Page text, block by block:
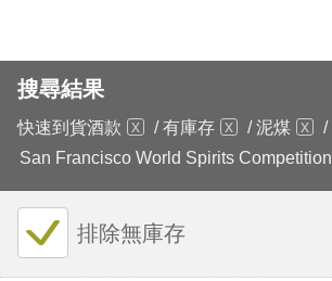
搜尋結果
快速到貨酒款 / 有庫存 / 泥煤
/
San Francisco World Spirits Competition
排除無庫存